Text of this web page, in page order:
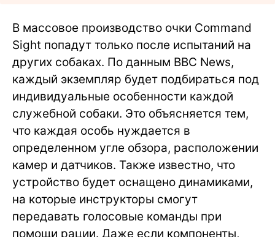
В массовое производство очки Command
Sight попадут только после испытаний на
других собаках. По данным BBC News,
каждый экземпляр будет подбираться под
индивидуальные особенности каждой
служебной собаки. Это объясняется тем,
что каждая особь нуждается в
определенном угле обзора, расположении
камер и датчиков. Также известно, что
устройство будет оснащено динамиками,
на которые инструкторы смогут
передавать голосовые команды при
помощи рации. Даже если компоненты,